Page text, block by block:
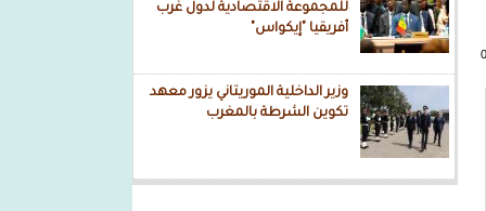
للمجموعة الاقتصادية لدول غرب
أفريقيا "إيكواس"
وزير الداخلية الموريتاني يزور معهد
تكوين الشرطة بالمغرب